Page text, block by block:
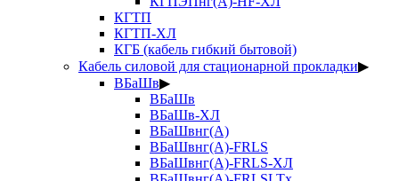
КГТП
КГТП-ХЛ
КГБ (кабель гибкий бытовой)
Кабель силовой для стационарной прокладки▶
ВБаШв▶
ВБаШв
ВБаШв-ХЛ
ВБаШвнг(А)
ВБаШвнг(А)-FRLS
ВБаШвнг(А)-FRLS-ХЛ